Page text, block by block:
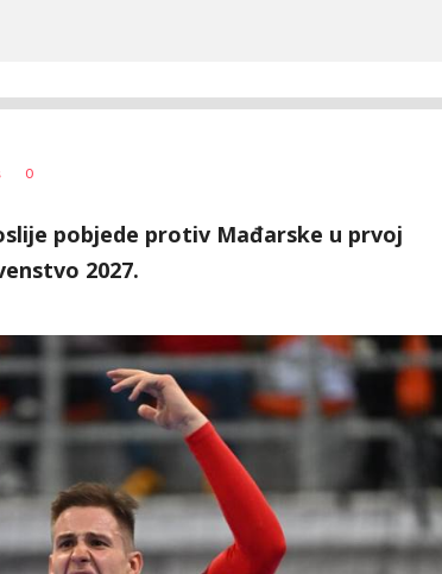
0
pobjede protiv Mađarske u prvoj
2027.